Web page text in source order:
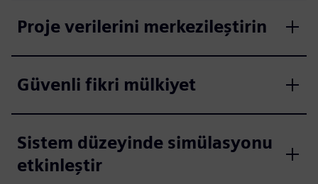
Proje verilerini merkezileştirin
Güvenli fikri mülkiyet
Sistem düzeyinde simülasyonu
etkinleştir